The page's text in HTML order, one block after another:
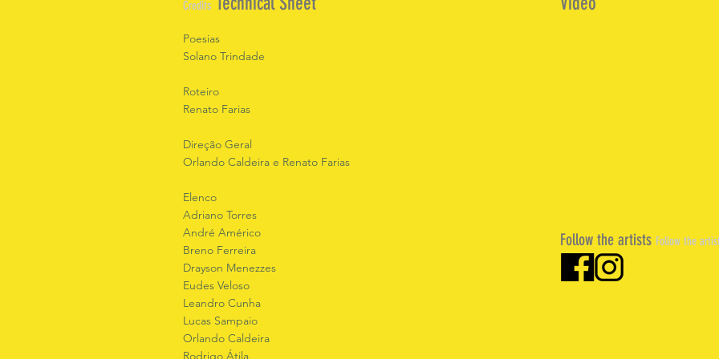
Credits
Poesias
Solano Trindade
Roteiro
Renato Farias
Direção Geral
Orlando Caldeira e Renato Farias
Elenco
Adriano Torres
André Américo
Breno Ferreira
Drayson Menezzes
Eudes Veloso
Leandro Cunha
Lucas Sampaio
Orlando Caldeira
Rodrigo Átila
Follow the artists Follow the